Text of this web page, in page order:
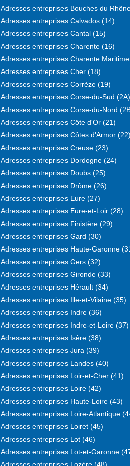
Adresses entreprises Bouches du
Adresses entreprises Calvados (14)
Adresses entreprises Cantal (15)
Adresses entreprises Charente (16)
Adresses entreprises Charente
Adresses entreprises Cher (18)
Adresses entreprises Corrèze (19)
Adresses entreprises Corse-du-Sud (2A)
Adresses entreprises Corse-du-Nord
Adresses entreprises Côte d'Or (21)
Adresses entreprises Côtes d'Armor (22)
Adresses entreprises Creuse (23)
Adresses entreprises Dordogne (24)
Adresses entreprises Doubs (25)
Adresses entreprises Drôme (26)
Adresses entreprises Eure (27)
Adresses entreprises Eure-et-Loir (28)
Adresses entreprises Finistère (29)
Adresses entreprises Gard (30)
Adresses entreprises Haute-Garonne
Adresses entreprises Gers (32)
Adresses entreprises Gironde (33)
Adresses entreprises Hérault (34)
Adresses entreprises Ille-et-Vilaine (35)
Adresses entreprises Indre (36)
Adresses entreprises Indre-et-Loire (37)
Adresses entreprises Isère (38)
Adresses entreprises Jura (39)
Adresses entreprises Landes (40)
Adresses entreprises Loir-et-Cher (41)
Adresses entreprises Loire (42)
Adresses entreprises Haute-Loire (43)
Adresses entreprises Loire-Atlantique
Adresses entreprises Loiret (45)
Adresses entreprises Lot (46)
Adresses entreprises Lot-et-Garonne
Adresses entreprises Lozère (48)